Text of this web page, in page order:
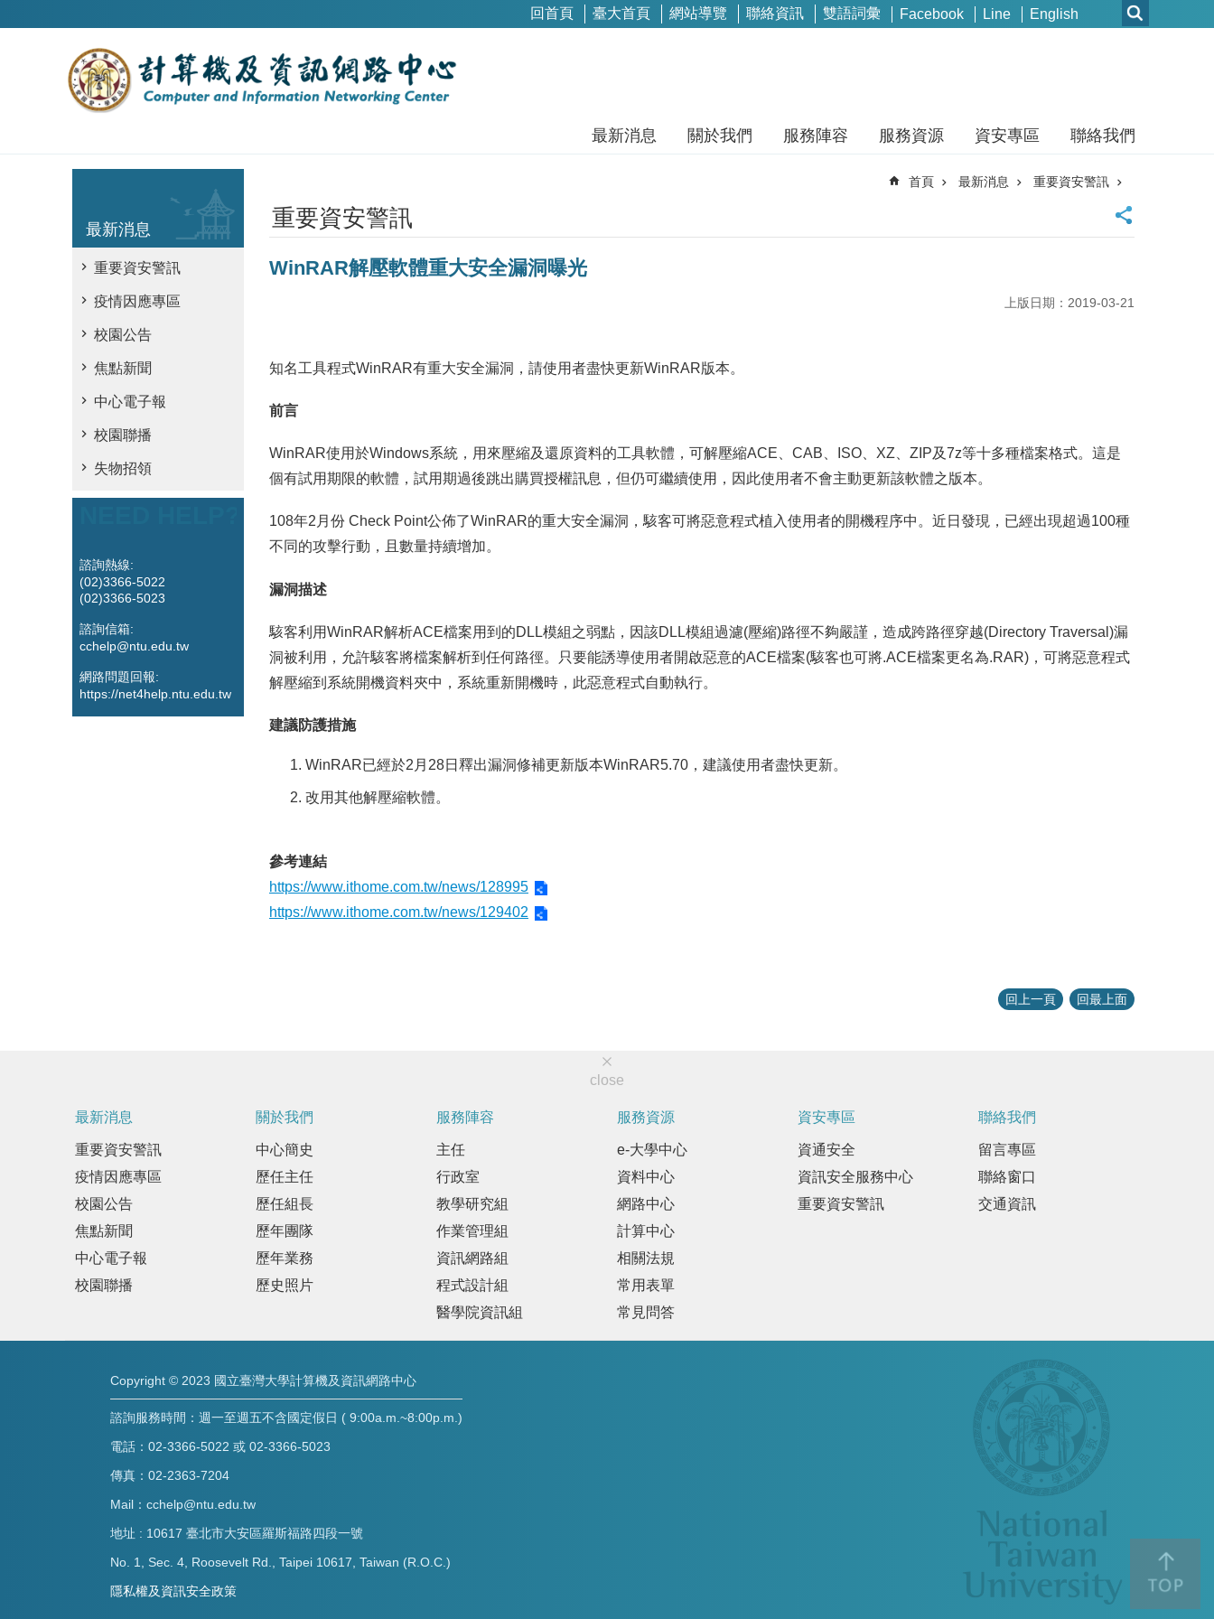
回首頁 臺大首頁 網站導覽 聯絡資訊 雙語詞彙 Facebook Line English
最新消息 關於我們 服務陣容 服務資源 資安專區 聯絡我們
最新消息
重要資安警訊
疫情因應專區
校園公告
焦點新聞
中心電子報
校園聯播
失物招領
諮詢熱線:
(02)3366-5022
(02)3366-5023
諮詢信箱:
cchelp@ntu.edu.tw
網路問題回報:
https://net4help.ntu.edu.tw
首頁 最新消息 重要資安警訊
重要資安警訊
WinRAR解壓軟體重大安全漏洞曝光
上版日期：2019-03-21
知名工具程式WinRAR有重大安全漏洞，請使用者盡快更新WinRAR版本。
前言
WinRAR使用於Windows系統，用來壓縮及還原資料的工具軟體，可解壓縮ACE、CAB、ISO、XZ、ZIP及7z等十多種檔案格式。這是
個有試用期限的軟體，試用期過後跳出購買授權訊息，但仍可繼續使用，因此使用者不會主動更新該軟體之版本。
108年2月份 Check Point公佈了WinRAR的重大安全漏洞，駭客可將惡意程式植入使用者的開機程序中。近日發現，已經出現超過100種
不同的攻擊行動，且數量持續增加。
漏洞描述
駭客利用WinRAR解析ACE檔案用到的DLL模組之弱點，因該DLL模組過濾(壓縮)路徑不夠嚴謹，造成跨路徑穿越(Directory Traversal)漏
洞被利用，允許駭客將檔案解析到任何路徑。只要能誘導使用者開啟惡意的ACE檔案(駭客也可將.ACE檔案更名為.RAR)，可將惡意程式
解壓縮到系統開機資料夾中，系統重新開機時，此惡意程式自動執行。
建議防護措施
WinRAR已經於2月28日釋出漏洞修補更新版本WinRAR5.70，建議使用者盡快更新。
改用其他解壓縮軟體。
參考連結
https://www.ithome.com.tw/news/128995
https://www.ithome.com.tw/news/129402
回上一頁 回最上面
close
最新消息
重要資安警訊
疫情因應專區
校園公告
焦點新聞
中心電子報
校園聯播
關於我們
中心簡史
歷任主任
歷任組長
歷年團隊
歷年業務
歷史照片
服務陣容
主任
行政室
教學研究組
作業管理組
資訊網路組
程式設計組
醫學院資訊組
服務資源
e-大學中心
資料中心
網路中心
計算中心
相關法規
常用表單
常見問答
資安專區
資通安全
資訊安全服務中心
重要資安警訊
聯絡我們
留言專區
聯絡窗口
交通資訊
Copyright © 2023 國立臺灣大學計算機及資訊網路中心
諮詢服務時間：週一至週五不含國定假日 ( 9:00a.m.~8:00p.m.)
電話：02-3366-5022 或 02-3366-5023
傳真：02-2363-7204
Mail：cchelp@ntu.edu.tw
地址 : 10617 臺北市大安區羅斯福路四段一號
No. 1, Sec. 4, Roosevelt Rd., Taipei 10617, Taiwan (R.O.C.)
隱私權及資訊安全政策